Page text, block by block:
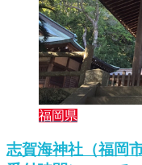
福岡県
志賀海神社（福岡